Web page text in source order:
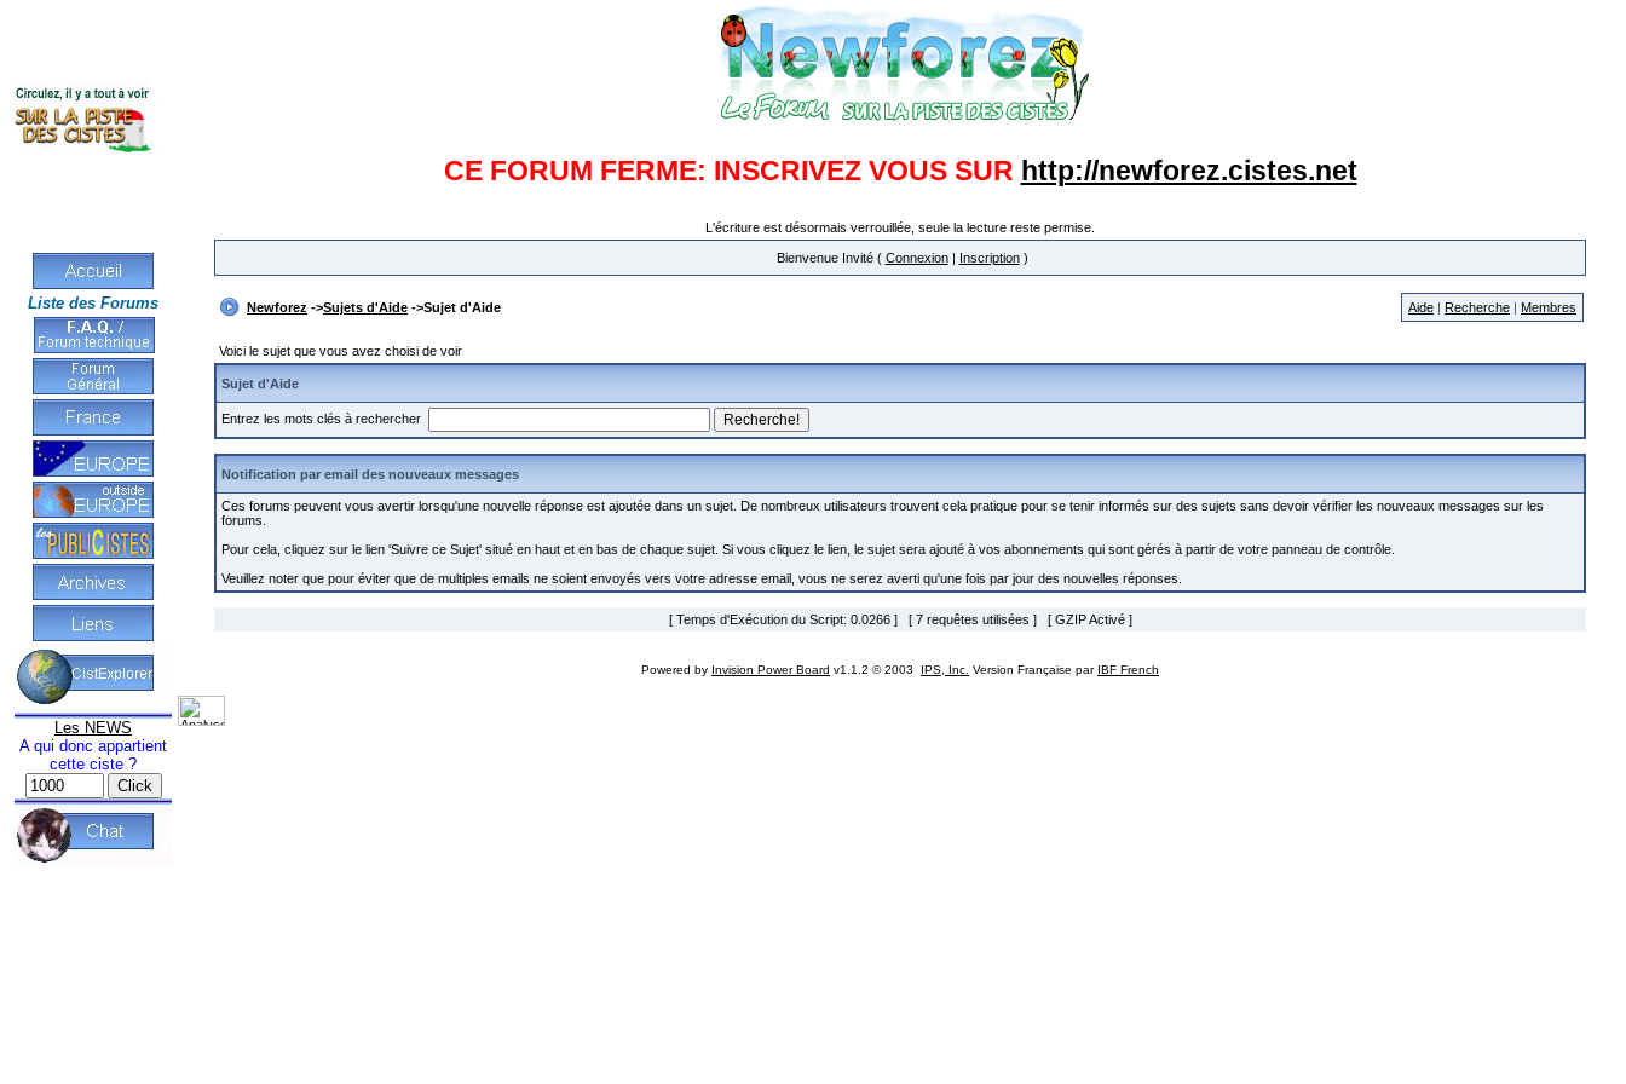
CE FORUM FERME: INSCRIVEZ VOUS SUR http://newforez.cistes.net
L'écriture est désormais verrouillée, seule la lecture reste permise.
Liste des Forums
Les NEWS
A qui donc appartient
cette ciste ?
Bienvenue Invité ( Connexion| Inscription)
Newforez ->Sujets d'Aide ->Sujet d'Aide Aide | Recherche | Membres
Voici le sujet que vous avez choisi de voir
Sujet d'Aide
Entrez les mots clés à rechercher
Notification par email des nouveaux messages
Ces forums peuvent vous avertir lorsqu'une nouvelle réponse est ajoutée dans un sujet. De nombreux utilisateurs trouvent cela pratique pour se tenir informés sur des sujets sans devoir vérifier les nouveaux messages sur les
forums.
Pour cela, cliquez sur le lien 'Suivre ce Sujet' situé en haut et en bas de chaque sujet. Si vous cliquez le lien, le sujet sera ajouté à vos abonnements qui sont gérés à partir de votre panneau de contrôle.
Veuillez noter que pour éviter que de multiples emails ne soient envoyés vers votre adresse email, vous ne serez averti qu'une fois par jour des nouvelles réponses.
[ Temps d'Exécution du Script: 0.0266 ] [ 7 requêtes utilisées ] [ GZIP Activé ]
Powered by Invision Power Board v1.1.2 © 2003 IPS, Inc. Version Française par IBF French